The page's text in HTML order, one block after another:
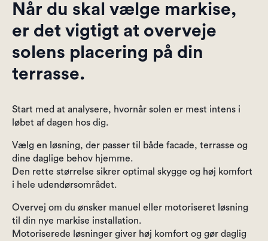
Når du skal vælge markise,
er det vigtigt at overveje
solens placering på din
terrasse.
Start med at analysere, hvornår solen er mest intens i
løbet af dagen hos dig.
Vælg en løsning, der passer til både facade, terrasse og
dine daglige behov hjemme.
Den rette størrelse sikrer optimal skygge og høj komfort
i hele udendørsområdet.
Overvej om du ønsker manuel eller motoriseret løsning
til din nye markise installation.
Motoriserede løsninger giver høj komfort og gør daglig